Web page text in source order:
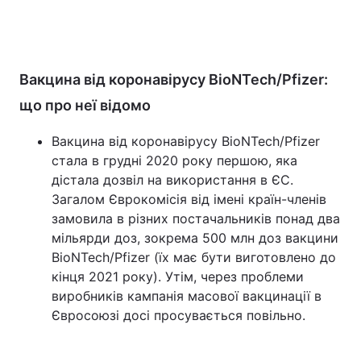
Вакцина від коронавірусу BioNTech/Pfizer:
що про неї відомо
Вакцина від коронавірусу BioNTech/Pfizer
стала в грудні 2020 року першою, яка
дістала дозвіл на використання в ЄС.
Загалом Єврокомісія від імені країн-членів
замовила в різних постачальників понад два
мільярди доз, зокрема 500 млн доз вакцини
BioNTech/Pfizer (їх має бути виготовлено до
кінця 2021 року). Утім, через проблеми
виробників кампанія масової вакцинації в
Євросоюзі досі просувається повільно.